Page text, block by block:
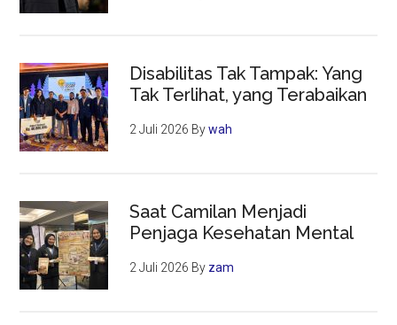
Disabilitas Tak Tampak: Yang
Tak Terlihat, yang Terabaikan
2 Juli 2026 Bywah
Saat Camilan Menjadi
Penjaga Kesehatan Mental
2 Juli 2026 By zam